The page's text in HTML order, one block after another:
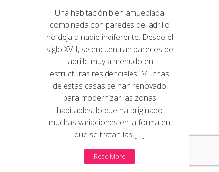
Una habitación bien amueblada
combinada con paredes de ladrillo
no deja a nadie indiferente. Desde el
siglo XVII, se encuentran paredes de
ladrillo muy a menudo en
estructuras residenciales. Muchas
de estas casas se han renovado
para modernizar las zonas
habitables, lo que ha originado
muchas variaciones en la forma en
que se tratan las […]
Read More